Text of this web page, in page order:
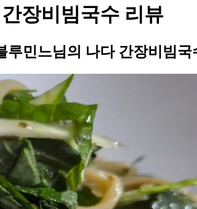
장비빔국수 리뷰
루민느님의 나다 간장비빔